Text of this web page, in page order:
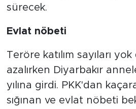
sürecek.
Evlat nöbeti
Teröre katılım sayıları
azalırken Diyarbakır
yılına girdi. PKK'dan
sığınan ve evlat nöbeti